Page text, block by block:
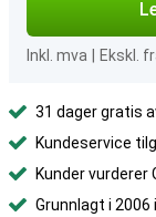
Inkl. mva Ekskl.
31 dager gratis
Kundeservice
Kunder vurderer
Grunnlagt i 2006